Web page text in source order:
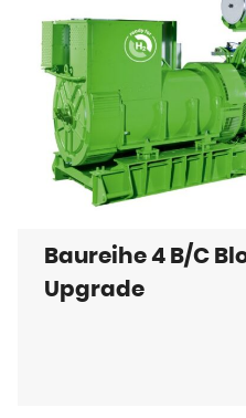
Baureihe 4 B/C
Upgrade